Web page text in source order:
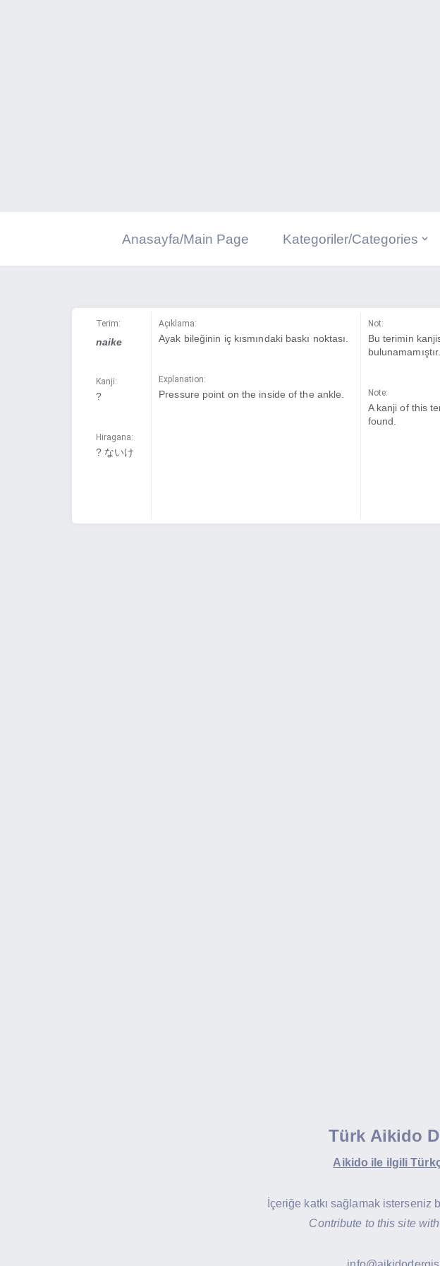
Anasayfa/Main Page Kategoriler/Categories
Terim:
naike
Kanji:
?
Hiragana:
? ないけ
Açıklama:
Ayak bileğinin iç kısmındaki baskı noktası.
Explanation:
Pressure point on the inside of the ankle.
Not:
Bu terimin
bulunamamıştır.
Note:
A kanji of this
found.
Türk Aikido
Aikido ile ilgili
İçeriğe katkı sağlamak isterseniz
Contribute to this site